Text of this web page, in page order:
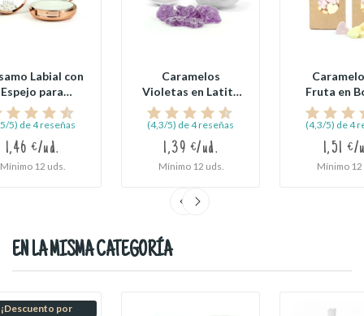
Labial con
Espejo para
Comunión
5) de 4 reseñas
1,46 €/ud.
Mínimo 12 uds.
Caramelos
Violetas en Latita
Redonda...
(4,3/5) de 4 reseñas
1,39 €/ud.
Mínimo 12 uds.
Fruta en
Kraft
(4,3/5) de 4
1,51 €/
Mínimo 12
EN LA MISMA CATEGORÍA
¡Descuento por